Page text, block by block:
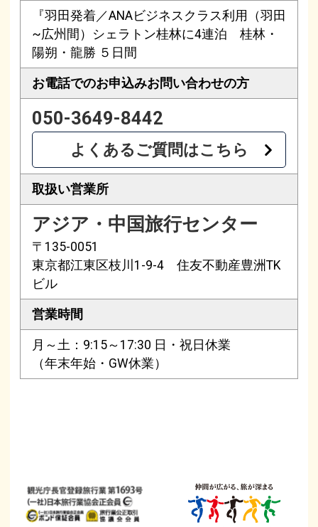
『羽田発着／ANAビジネスクラス利用（羽田
~広州間）シェラトン桂林に4連泊 桂林・
陽朔・龍勝 ５日間
お電話でのお申込みお問い合わせの方
050-3649-8442
よくあるご質問はこちら
取扱い営業所
アジア・中国旅行センター
〒135-0051
東京都江東区枝川1-9-4 住友不動産豊洲TK
ビル
営業時間
月～土：9:15～17:30 日・祝日休業
（年末年始・GW休業）